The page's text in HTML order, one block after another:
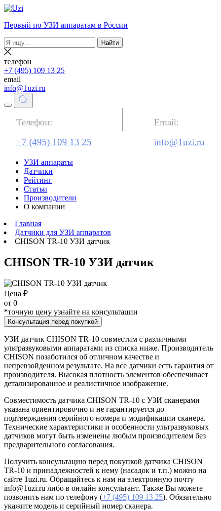
Первый по УЗИ аппаратам в России
Найти
телефон
+7 (495) 109 13 25
email
info@1uzi.ru
Телефон:
+7 (495) 109 13 25
Email:
info@1uzi.ru
УЗИ аппараты
Датчики
Рейтинг
Статьи
Производители
О компании
Главная
Датчики для УЗИ аппаратов
CHISON TR-10 УЗИ датчик
CHISON TR-10 УЗИ датчик
Цена ₽
от 0
*точную цену узнайте на консультации
Консультация перед покупкой
УЗИ датчик CHISON TR-10 совместим с различными
ультразвуковыми аппаратами из списка ниже. Производитель
CHISON позаботился об отличном качестве и
непревзойденном результате. На все датчики есть гарантия от
производителя. Высокая плотность элементов обеспечивает
детализированное и реалистичное изображение.
Совместимость датчика CHISON TR-10 с УЗИ сканерами
указана ориентировочно и не гарантируется до
подтверждения серийного номера и модификации сканера.
Технические характеристики и особенности ультразвуковых
датчиков могут быть изменены любым производителем без
предварительного согласования.
Получить консультацию перед покупкой датчика CHISON
TR-10 и принадлежностей к нему (насадок и т.п.) можно на
сайте 1uzi.ru. Обращайтесь к нам на электронную почту
info@1uzi.ru либо в онлайн консультант. Также Вы можете
позвонить нам по телефону (+7 (495) 109 13 25). Обязательно
укажите модель и серийный номер сканера.